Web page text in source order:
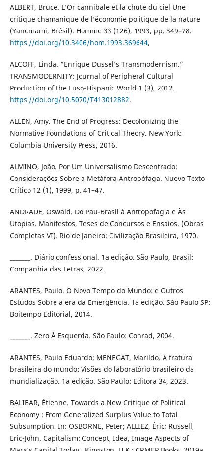
ALBERT, Bruce. L’Or cannibale et la chute du ciel Une
critique chamanique de l’économie politique de la nature
(Yanomami, Brésil). Homme 33 (126), 1993, pp. 349–78.
https://doi.org/10.3406/hom.1993.369644,
ALCOFF, Linda. “Enrique Dussel’s Transmodernism.”
TRANSMODERNITY: Journal of Peripheral Cultural
Production of the Luso-Hispanic World 1 (3), 2012.
https://doi.org/10.5070/T413012882.
ALLEN, Amy. The End of Progress: Decolonizing the
Normative Foundations of Critical Theory. New York:
Columbia University Press, 2016.
ALMINO, João. Por Um Universalismo Descentrado:
Considerações Sobre a Metáfora Antropófaga. Nuevo Texto
Crítico 12 (1), 1999, p. 41–47.
ANDRADE, Oswald. Do Pau-Brasil à Antropofagia e Às
Utopias. Manifestos, Teses de Concursos e Ensaios. (Obras
Completas VI). Rio de Janeiro: Civilização Brasileira, 1970.
_______. Diário confessional. 1a edição. São Paulo, Brasil:
Companhia das Letras, 2022.
ARANTES, Paulo. O Novo Tempo do Mundo: e Outros
Estudos Sobre a era da Emergência. 1a edição. São Paulo SP:
Boitempo Editorial, 2014.
_______. Zero À Esquerda. São Paulo: Conrad, 2004.
ARANTES, Paulo Eduardo; MENEGAT, Marildo. A fratura
brasileira do mundo: Visões do laboratório brasileiro da
mundialização. 1a edição. São Paulo: Editora 34, 2023.
BALIBAR, Étienne. Towards a New Critique of Political
Economy : From Generalized Surplus Value to Total
Subsumption. In: OSBORNE, Peter; ALLIEZ, Éric; Russell,
Eric-John. Capitalism: Concept, Idea, Image Aspects of